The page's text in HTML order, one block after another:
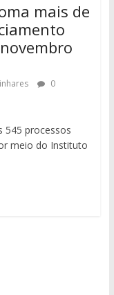
mais de
0
545 processos
meio do Instituto